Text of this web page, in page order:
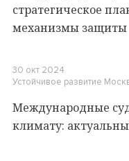
стратегическое
механизмы защиты
30 окт 2024
Устойчивое развитие
Международные
климату: